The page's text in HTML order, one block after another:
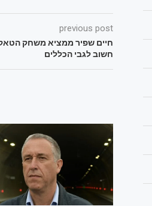
previous post
חיים שפיר ממציא משחק
חשוב לגבי הכללים